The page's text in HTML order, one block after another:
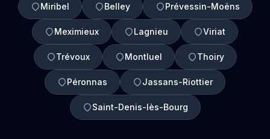
Miribel Belley Prévessin-Moëns
Meximieux Lagnieu Viriat
Trévoux Montluel Thoiry
Péronnas Jassans-Riottier
Saint-Denis-lès-Bourg